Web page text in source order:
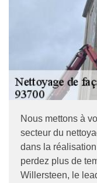
Nous mettons à
secteur du
dans la
perdez plus de
Willersteen, le